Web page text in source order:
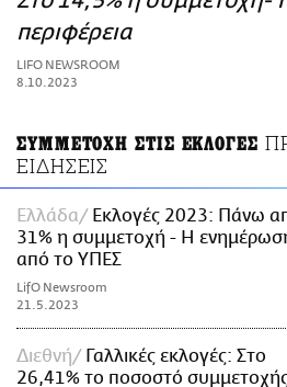
ΑΜΠΑ
PRINT
περιφέρεια
LIFO NEWSROOM
8.10.2023
ΣΥΜΜΕΤΟΧΗ ΣΤΙΣ ΕΚΛΟΓΕΣ
ΕΙΔΗΣΕΙΣ
Ελλάδα
Εκλογές 2023: Πάνω
31% η συμμετοχή - Η
από το ΥΠΕΣ
LifO Newsroom
21.5.2023
Διεθνή
Γαλλικές εκλογές: Στο
26,41% το ποσοστό